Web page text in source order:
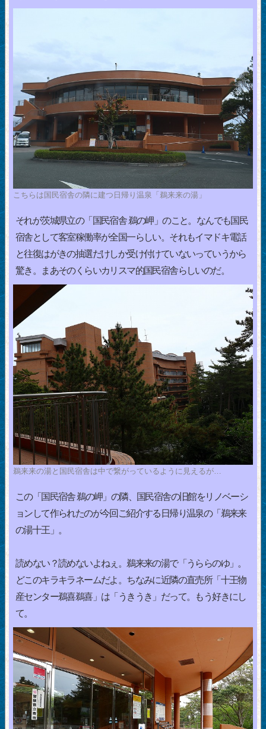
こちらは国民宿舎の隣に建つ日帰り温泉「鵜来来の湯」
それが茨城県立の「国民宿舎 鵜の岬」のこと。なんでも国民
宿舎として客室稼働率が全国一らしい。それもイマドキ電話
と往復はがきの抽選だけしか受け付けていないっていうから
驚き。まあそのくらいカリスマ的国民宿舎らしいのだ。
鵜来来の湯と国民宿舎は中で繋がっているように見えるが…
この「国民宿舎 鵜の岬」の隣、国民宿舎の旧館をリノベーシ
ョンして作られたのが今回ご紹介する日帰り温泉の「鵜来来
の湯十王」。
読めない？読めないよねぇ。鵜来来の湯で「うららのゆ」。
どこのキラキラネームだよ。ちなみに近隣の直売所「十王物
産センター鵜喜鵜喜」は「うきうき」だって。もう好きにし
て。